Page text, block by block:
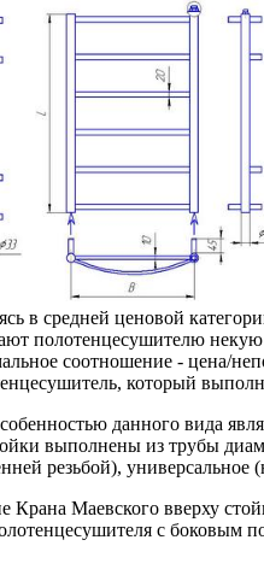
в средней ценовой
полотенцесушителю некую
соотношение - цена/
который
данного вида
выполнены из трубы
резьбой), универсальное
Маевского вверху
с